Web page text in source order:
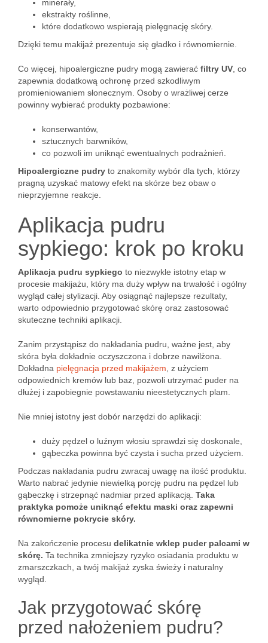
minerały,
ekstrakty roślinne,
które dodatkowo wspierają pielęgnację skóry.
Dzięki temu makijaż prezentuje się gładko i równomiernie.
Co więcej, hipoalergiczne pudry mogą zawierać filtry UV , co
zapewnia dodatkową ochronę przed szkodliwym
promieniowaniem słonecznym. Osoby o wrażliwej cerze
powinny wybierać produkty pozbawione:
konserwantów,
sztucznych barwników,
co pozwoli im uniknąć ewentualnych podrażnień.
Hipoalergiczne pudry to znakomity wybór dla tych, którzy
pragną uzyskać matowy efekt na skórze bez obaw o
nieprzyjemne reakcje.
Aplikacja pudru
sypkiego: krok po kroku
Aplikacja pudru sypkiego to niezwykle istotny etap w
procesie makijażu, który ma duży wpływ na trwałość i ogólny
wygląd całej stylizacji. Aby osiągnąć najlepsze rezultaty,
warto odpowiednio przygotować skórę oraz zastosować
skuteczne techniki aplikacji.
Zanim przystąpisz do nakładania pudru, ważne jest, aby
skóra była dokładnie oczyszczona i dobrze nawilżona.
Dokładna pielęgnacja przed makijażem , z użyciem
odpowiednich kremów lub baz, pozwoli utrzymać puder na
dłużej i zapobiegnie powstawaniu nieestetycznych plam.
Nie mniej istotny jest dobór narzędzi do aplikacji:
duży pędzel o luźnym włosiu sprawdzi się doskonale,
gąbeczka powinna być czysta i sucha przed użyciem.
Podczas nakładania pudru zwracaj uwagę na ilość produktu.
Warto nabrać jedynie niewielką porcję pudru na pędzel lub
gąbeczkę i strzepnąć nadmiar przed aplikacją. Taka
praktyka pomoże uniknąć efektu maski oraz zapewni
równomierne pokrycie skóry.
Na zakończenie procesu delikatnie wklep puder palcami w
skórę. Ta technika zmniejszy ryzyko osiadania produktu w
zmarszczkach, a twój makijaż zyska świeży i naturalny
wygląd.
Jak przygotować skórę
przed nałożeniem pudru?